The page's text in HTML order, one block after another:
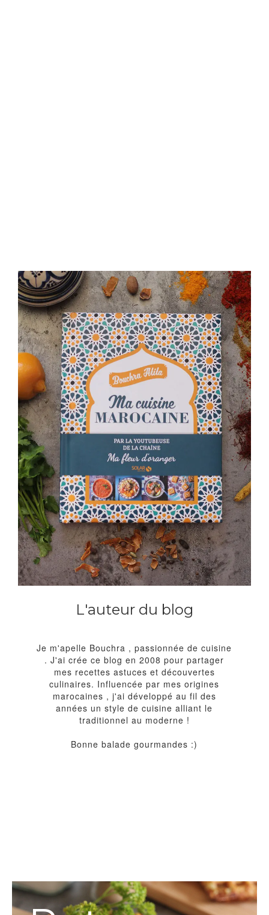
L'auteur du blog
Je m'apelle Bouchra , passionnée de cuisine
. J'ai crée ce blog en 2008 pour partager
mes recettes astuces et découvertes
culinaires. Influencée par mes origines
marocaines , j'ai développé au fil des
années un style de cuisine alliant le
traditionnel au moderne !
Bonne balade gourmandes :)